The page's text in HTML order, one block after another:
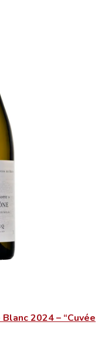
2024 – “Cuvée